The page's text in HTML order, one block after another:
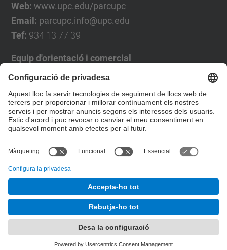
Web: www.upc.edu/parcupc
Email: parcupc.info@upc.edu
Tef: 934 13 77 39
Equip d'orientació i comercial
José Luís Grande
Tel. 93 4137194
jose.luis.grande@upc.edu
Formulari de contacte
Desenvolupat amb